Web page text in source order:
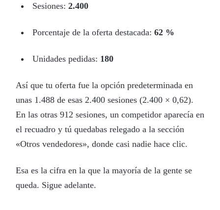
Sesiones: 2.400
Porcentaje de la oferta destacada: 62 %
Unidades pedidas: 180
Así que tu oferta fue la opción predeterminada en
unas 1.488 de esas 2.400 sesiones (2.400 × 0,62).
En las otras 912 sesiones, un competidor aparecía en
el recuadro y tú quedabas relegado a la sección
«Otros vendedores», donde casi nadie hace clic.
Esa es la cifra en la que la mayoría de la gente se
queda. Sigue adelante.